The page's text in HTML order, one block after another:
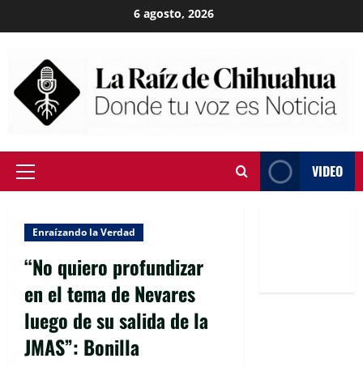
to
6 agosto, 2026
Primary
VIDEO
Enraízando la Verdad
“No quiero profundizar
en el tema de Nevares
luego de su salida de la
JMAS”: Bonilla